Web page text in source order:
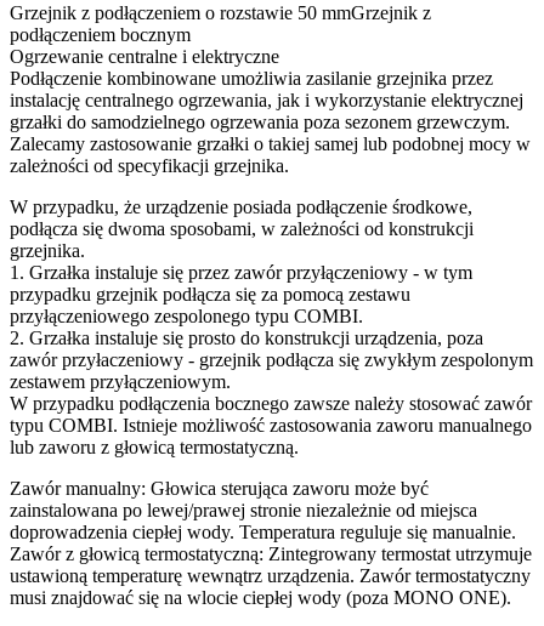
Grzejnik z podłączeniem o rozstawie 50 mmGrzejnik z
podłączeniem bocznym
Ogrzewanie centralne i elektryczne
Podłączenie kombinowane umożliwia zasilanie grzejnika przez
instalację centralnego ogrzewania, jak i wykorzystanie elektrycznej
grzałki do samodzielnego ogrzewania poza sezonem grzewczym.
Zalecamy zastosowanie grzałki o takiej samej lub podobnej mocy w
zależności od specyfikacji grzejnika.
W przypadku, że urządzenie posiada podłączenie środkowe,
podłącza się dwoma sposobami, w zależności od konstrukcji
grzejnika.
1. Grzałka instaluje się przez zawór przyłączeniowy - w tym
przypadku grzejnik podłącza się za pomocą zestawu
przyłączeniowego zespolonego typu COMBI.
2. Grzałka instaluje się prosto do konstrukcji urządzenia, poza
zawór przyłaczeniowy - grzejnik podłącza się zwykłym zespolonym
zestawem przyłączeniowym.
W przypadku podłączenia bocznego zawsze należy stosować zawór
typu COMBI. Istnieje możliwość zastosowania zaworu manualnego
lub zaworu z głowicą termostatyczną.
Zawór manualny: Głowica sterująca zaworu może być
zainstalowana po lewej/prawej stronie niezależnie od miejsca
doprowadzenia ciepłej wody. Temperatura reguluje się manualnie.
Zawór z głowicą termostatyczną: Zintegrowany termostat utrzymuje
ustawioną temperaturę wewnątrz urządzenia. Zawór termostatyczny
musi znajdować się na wlocie ciepłej wody (poza MONO ONE).